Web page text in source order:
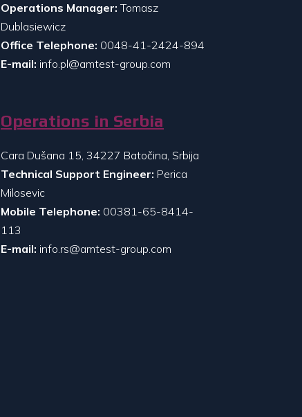
Operations Manager: Tomasz
Dublasiewicz
Office Telephone: 0048-41-2424-894
E-mail: info.pl@amtest-group.com
Operations in Serbia
Cara Dušana 15, 34227 Batočina, Srbija
Technical Support Engineer: Perica
Milosevic
Mobile Telephone: 00381-65-8414-
113
E-mail: info.rs@amtest-group.com